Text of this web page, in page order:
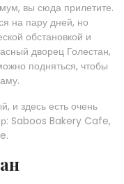
вы сюда прилетите.
на пару дней, но
обстановкой и
дворец Голестан,
подняться, чтобы
и здесь есть очень
Saboos Bakery Cafe,